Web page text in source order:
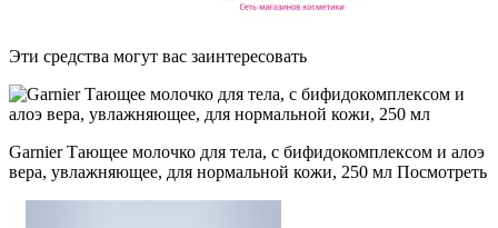
Эти средства могут вас заинтересовать
Garnier Тающее молочко для тела, с бифидокомплексом и алоэ
вера, увлажняющее, для нормальной кожи, 250 мл Посмотреть